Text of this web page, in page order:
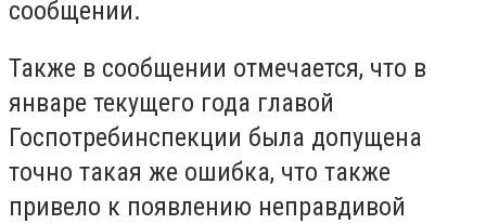
сообщении.
Также в сообщении отмечается, что в
январе текущего года главой
Госпотребинспекции была допущена
точно такая же ошибка, что также
привело к появлению неправдивой